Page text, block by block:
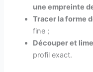
une empreinte
Tracer la forme
fine ;
Découper et
profil exact.